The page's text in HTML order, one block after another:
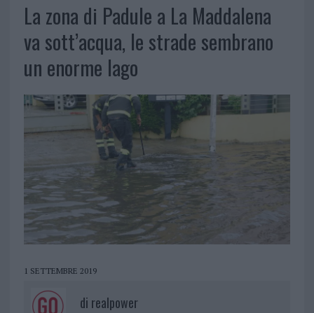
La zona di Padule a La Maddalena
va sott’acqua, le strade sembrano
un enorme lago
1 SETTEMBRE 2019
di realpower